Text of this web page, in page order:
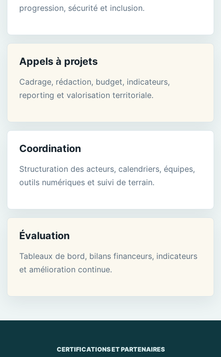
progression, sécurité et inclusion.
Appels à projets
Cadrage, rédaction, budget, indicateurs,
reporting et valorisation territoriale.
Coordination
Structuration des acteurs, calendriers, équipes,
outils numériques et suivi de terrain.
Évaluation
Tableaux de bord, bilans financeurs, indicateurs
et amélioration continue.
CERTIFICATIONS ET PARTENAIRES